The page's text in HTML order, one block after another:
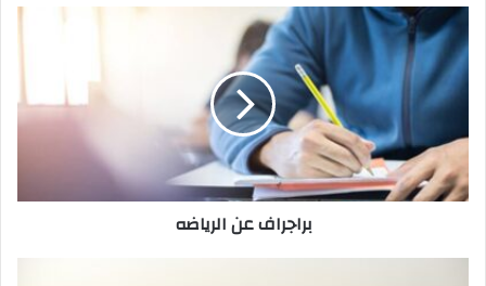
براجراف عن الرياضه